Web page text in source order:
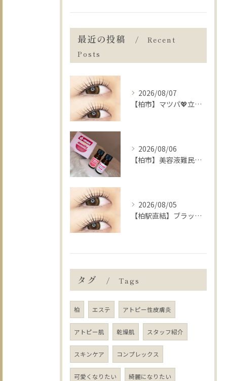
最近の投稿
Recent
Posts
2026/08/07
【柏市】マツパ💖立ち上げ❔カール❔迷った時の選び方🧸🍒
2026/08/06
【柏市】美容液難民に朗報💡まつ毛の土台から整えるケア👀✨
2026/08/05
【柏駅直結】ブラックティントパーマの推しポイント🐦‍⬛🖤
タグ Tags
柏 エステ アトピー性皮膚炎
アトピー肌 乾燥肌 スタッフ紹介
スキンケア コンプレックス
可愛くなりたい 綺麗になりたい